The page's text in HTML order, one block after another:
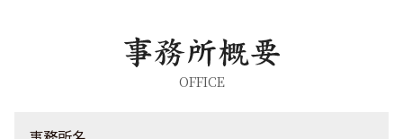
企業法務 神奈川県 弁護士
離婚 神奈川県 弁護士OFFICE